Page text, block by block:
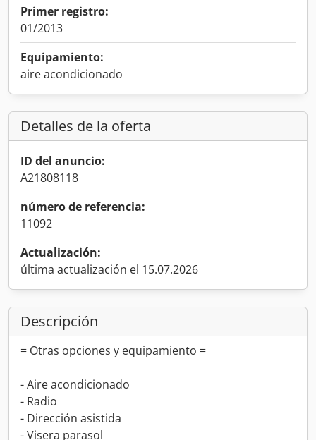
Primer registro:
01/2013
Equipamiento:
aire acondicionado
Detalles de la oferta
ID del anuncio:
A21808118
número de referencia:
11092
Actualización:
última actualización el 15.07.2026
Descripción
= Otras opciones y equipamiento =
- Aire acondicionado
- Radio
- Dirección asistida
- Visera parasol